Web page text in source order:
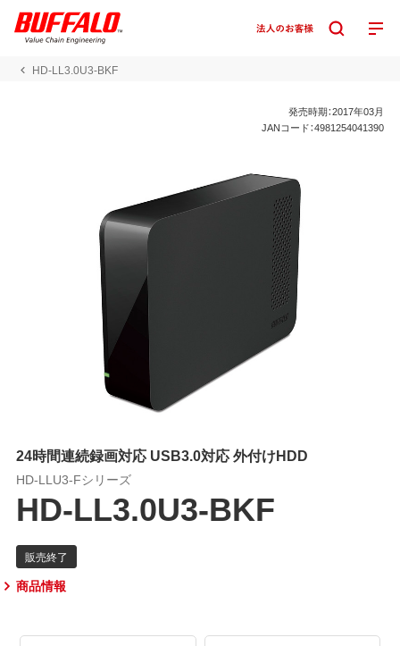
HD-LL3.0U3-BKF
発売時期：2017年03月
JANコード：4981254041390
24時間連続録画対応 USB3.0対応 外付けHDD
HD-LLU3-Fシリーズ
HD-LL3.0U3-BKF
商品情報